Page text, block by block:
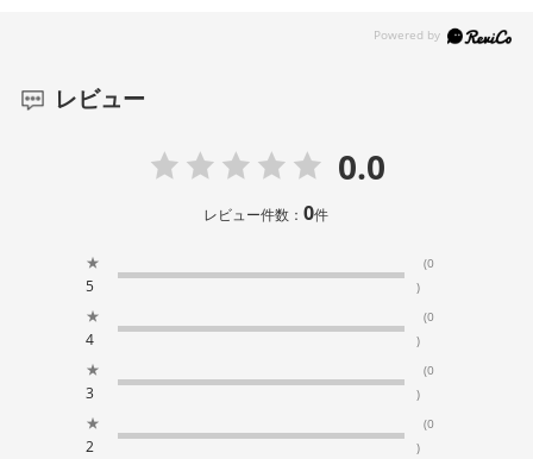
レビュー
0.0
レビュー件数：0件
★
5
(0
)
★
4
(0
)
★
3
(0
)
★
2
(0
)